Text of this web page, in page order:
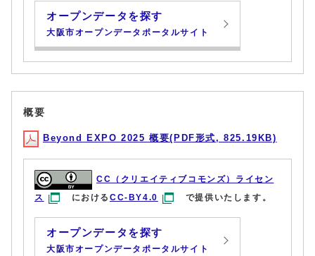
オープンデータを探す
大阪市オープンデータポータルサイト
概要
Beyond EXPO 2025 概要(PDF形式, 825.19KB)
CC（クリエイティブコモンズ）ライセン
ス
におけるCC-BY4.0 で提供いたします。
オープンデータを探す
大阪市オープンデータポータルサイト